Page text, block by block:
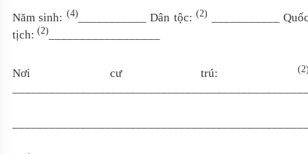
Năm sinh: (4) ___________ Dân tộc:(2)
___________
tịch: (2)
Nơi cư trú: